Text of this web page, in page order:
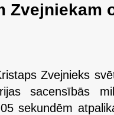
Zvejniekam
Zvejnieks
sacensībās
sekundēm